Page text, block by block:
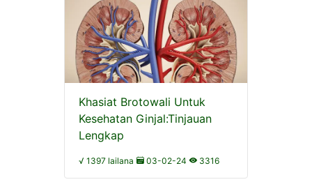
Khasiat Brotowali Untuk
Kesehatan Ginjal:Tinjauan
Lengkap
√ 1397 lailana 03-02-24 3316